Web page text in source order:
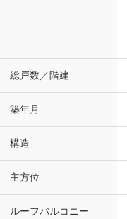
総戸数／階建
築年月
構造
主方位
ルーフバルコニー